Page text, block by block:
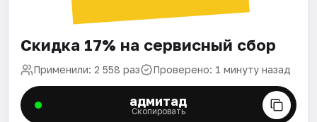
Скидка 17% на сервисный сбор
Применили: 2 558 раз Проверено: 1 минуту назад
адмитад
Скопировать